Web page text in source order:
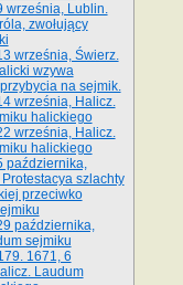
września, Lublin.
zwołujący
września, Świerz.
wzywa
na sejmik.
września, Halicz.
halickiego
września, Halicz.
halickiego
października,
szlachty
przeciwko
października,
sejmiku
1671, 6
Laudum